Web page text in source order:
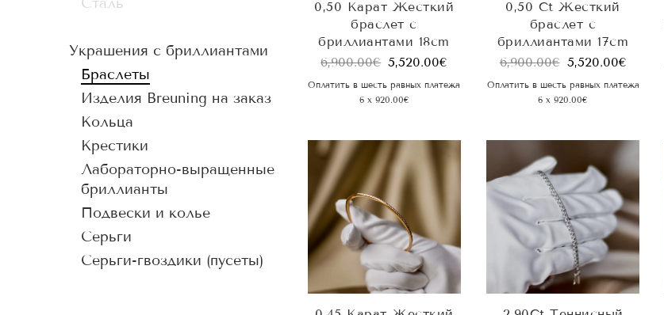
0,50 Карат Жесткий
браслет с
бриллиантами 18cm
6,900.00€ 5,520.00€
Оплатить в шесть равных платежа
6 x 920.00€
0,50 Ct Жесткий
браслет с
бриллиантами 17cm
6,900.00€ 5,520.00€
Оплатить в шесть равных платежа
6 x 920.00€
Сталь
Украшения с бриллиантами
Браслеты
Изделия Breuning на заказ
Кольца
Крестики
Лабораторно-выращенные
бриллианты
Подвески и колье
Серьги
Серьги-гвоздики (пусеты)